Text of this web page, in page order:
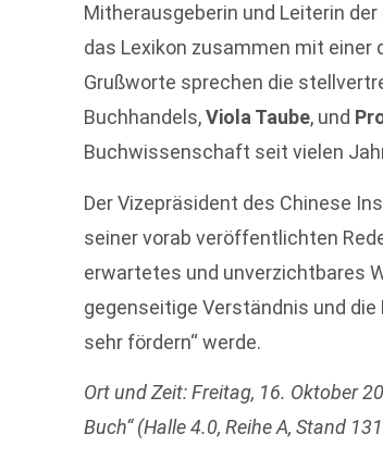
Mitherausgeberin und Leiterin
das Lexikon zusammen mit einer
Grußworte sprechen die
Buchhandels,Viola Taube, und
Buchwissenschaft seit vielen
Der Vizepräsident des Chinese
seiner vorab veröffentlichten
erwartetes und unverzichtbares
gegenseitige Verständnis und
sehr fördern“ werde.
Ort und Zeit: Freitag, 16. Oktober
Buch“ (Halle 4.0, Reihe A, Stand